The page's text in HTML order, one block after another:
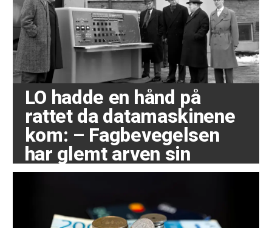
LO hadde en hånd på
rattet da datamaskinene
kom: – Fagbevegelsen
har glemt arven sin